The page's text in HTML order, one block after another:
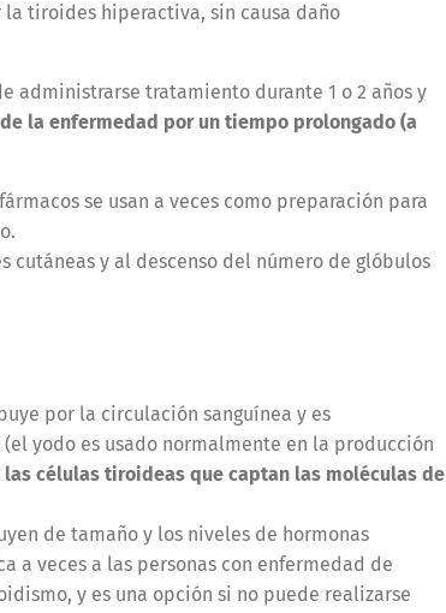
tiroides hiperactiva, sin causa daño
administrarse tratamiento durante 1 o 2 años y
la enfermedad por un tiempo prolongado (a
se usan a veces como preparación para
y al descenso del número de glóbulos
por la circulación sanguínea y es
yodo es usado normalmente en la producción
células tiroideas que captan las moléculas de
de tamaño y los niveles de hormonas
a veces a las personas con enfermedad de
y es una opción si no puede realizarse